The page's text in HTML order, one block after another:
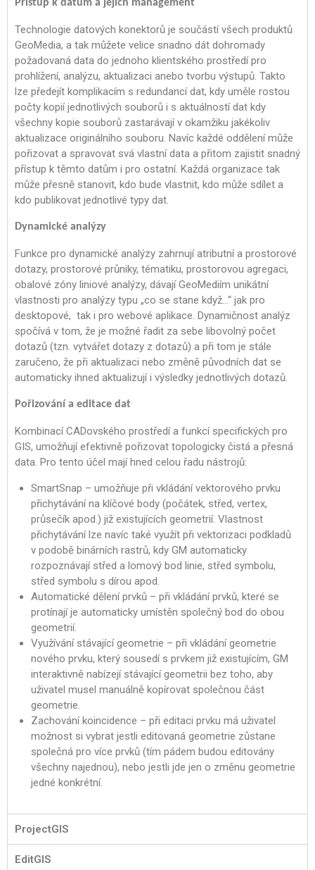
Přístup k datům a jejich management
Technologie datových konektorů je součástí všech produktů
GeoMedia, a tak můžete velice snadno dát dohromady
požadovaná data do jednoho klientského prostředí pro
prohlížení, analýzu, aktualizaci anebo tvorbu výstupů. Takto
lze předejít komplikacím s redundancí dat, kdy uměle rostou
počty kopií jednotlivých souborů i s aktuálností dat kdy
všechny kopie souborů zastarávají v okamžiku jakékoliv
aktualizace originálního souboru. Navíc každé oddělení může
pořizovat a spravovat svá vlastní data a přitom zajistit snadný
přístup k těmto datům i pro ostatní. Každá organizace tak
může přesně stanovit, kdo bude vlastnit, kdo může sdílet a
kdo publikovat jednotlivé typy dat.
Dynamické analýzy
Funkce pro dynamické analýzy zahrnují atributní a prostorové
dotazy, prostorové průniky, tématiku, prostorovou agregaci,
obalové zóny liniové analýzy, dávají GeoMediím unikátní
vlastnosti pro analýzy typu „co se stane když…“ jak pro
desktopové, tak i pro webové aplikace. Dynamičnost analýz
spočívá v tom, že je možné řadit za sebe libovolný počet
dotazů (tzn. vytvářet dotazy z dotazů) a při tom je stále
zaručeno, že při aktualizaci nebo změně původních dat se
automaticky ihned aktualizují i výsledky jednotlivých dotazů.
Pořizování a editace dat
Kombinací CADovského prostředí a funkcí specifických pro
GIS, umožňují efektivně pořizovat topologicky čistá a přesná
data. Pro tento účel mají hned celou řadu nástrojů:
SmartSnap – umožňuje při vkládání vektorového prvku
přichytávání na klíčové body (počátek, střed, vertex,
průsečík apod.) již existujících geometrií. Vlastnost
přichytávání lze navíc také využít při vektorizaci podkladů
v podobě binárních rastrů, kdy GM automaticky
rozpoznávají střed a lomový bod linie, střed symbolu,
střed symbolu s dírou apod.
Automatické dělení prvků – při vkládání prvků, které se
protínají je automaticky umístěn společný bod do obou
geometrií.
Využívání stávající geometrie – při vkládání geometrie
nového prvku, který sousedí s prvkem již existujícím, GM
interaktivně nabízejí stávající geometrii bez toho, aby
uživatel musel manuálně kopírovat společnou část
geometrie.
Zachování koincidence – při editaci prvku má uživatel
možnost si vybrat jestli editovaná geometrie zůstane
společná pro více prvků (tím pádem budou editovány
všechny najednou), nebo jestli jde jen o změnu geometrie
jedné konkrétní.
ProjectGIS
EditGIS